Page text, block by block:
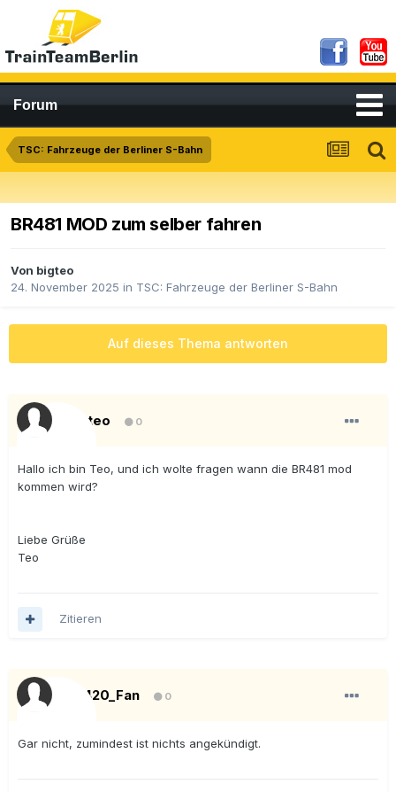
Forum
TSC: Fahrzeuge der Berliner S-Bahn
BR481 MOD zum selber fahren
Von bigteo
24. November 2025 in TSC: Fahrzeuge der Berliner S-Bahn
Auf dieses Thema antworten
bigteo 0
Hallo ich bin Teo, und ich wolte fragen wann die BR481 mod
kommen wird?
Liebe Grüße
Teo
Zitieren
ET420_Fan 0
Gar nicht, zumindest ist nichts angekündigt.